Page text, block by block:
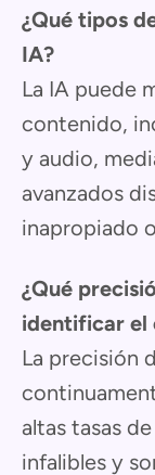
¿Qué tipos
IA?
La IA puede
contenido,
y audio,
avanzados
inapropiado
¿Qué
identificar el
La precisión
altas tasas
infalibles y